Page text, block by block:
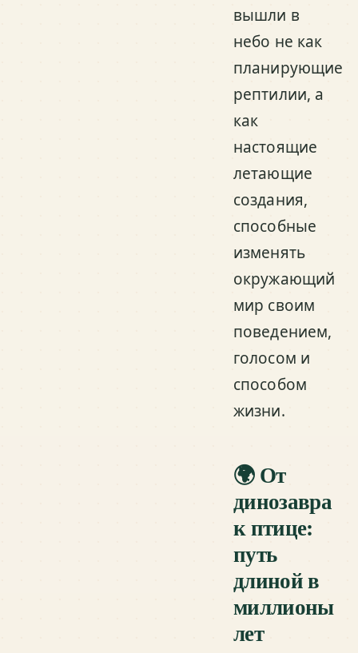
вышли в
небо не как
планирующие
рептилии, а
как
настоящие
летающие
создания,
способные
изменять
окружающий
мир своим
поведением,
голосом и
способом
жизни.
🌍 От
динозавра
к птице:
путь
длиной в
миллионы
лет